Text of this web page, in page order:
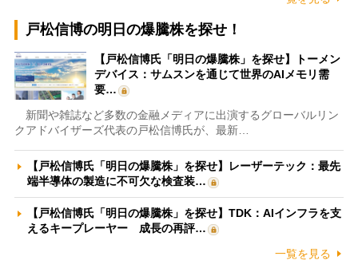
戸松信博の明日の爆騰株を探せ！
【戸松信博氏「明日の爆騰株」を探せ】トーメン
デバイス：サムスンを通じて世界のAIメモリ需
要…
新聞や雑誌など多数の金融メディアに出演するグローバルリン
クアドバイザーズ代表の戸松信博氏が、最新…
【戸松信博氏「明日の爆騰株」を探せ】レーザーテック：最先
端半導体の製造に不可欠な検査装…
【戸松信博氏「明日の爆騰株」を探せ】TDK：AIインフラを支
えるキープレーヤー 成長の再評…
一覧を見る